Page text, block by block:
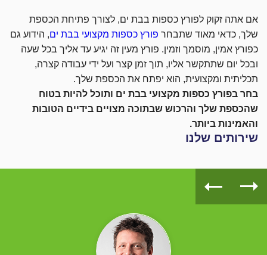
אם אתה זקוק לפורץ כספות בבת ים, לצורך פתיחת הכספת
שלך, כדאי מאוד שתבחר פורץ כספות מקצועי בבת ים, הידוע גם
כפורץ אמין, מוסמך וזמין. פורץ מעין זה יגיע עד אליך בכל שעה
ובכל יום שתתקשר אליו, תוך זמן קצר ועל ידי עבודה קצרה,
תכליתית ומקצועית, הוא יפתח את הכספת שלך.
בחר בפורץ כספות מקצועי בבת ים ותוכל להיות בטוח
שהכספת שלך והרכוש שבתוכה מצויים בידיים הטובות
והאמינות ביותר.
שירותים שלנו